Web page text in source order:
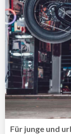
Für junge und